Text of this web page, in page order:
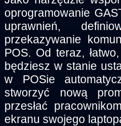
oprogramowanie
uprawnień,
przekazywanie
POS. Od teraz,
będziesz w stanie
w POSie
stworzyć nową
przesłać
ekranu swojego